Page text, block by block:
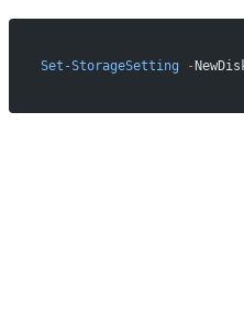
Set-StorageSetting -